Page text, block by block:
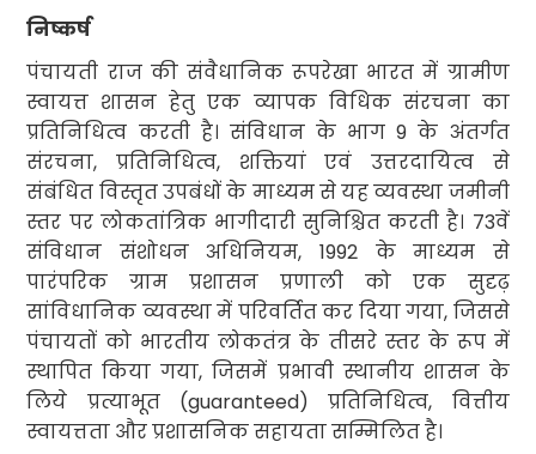
निष्कर्ष
पंचायती राज की संवैधानिक रूपरेखा भारत में ग्रामीण
स्वायत्त शासन हेतु एक व्यापक विधिक संरचना का
प्रतिनिधित्व करती है। संविधान के भाग9के अंतर्गत
संरचना,प्रतिनिधित्व, शक्तियां एवं उत्तरदायित्व से
संबंधित विस्तृत उपबंधोंके माध्यम से यह व्यवस्था जमीनी
स्तर पर लोकतांत्रिक भागीदारी सुनिश्चित करती है। 73वें
संविधान संशोधन अधिनियम, 1992 के माध्यम से
पारंपरिक ग्राम प्रशासन प्रणाली को एक
सुदृढ़
सांविधानिक व्यवस्थामें परिवर्तित कर दिया गया, जिससे
पंचायतों को भारतीय लोकतंत्र के तीसरे स्तर के रूप में
स्थापित किया गया,जिसमें प्रभावी स्थानीय शासन के
लिये
प्रत्याभूत(guaranteed)प्रतिनिधित्व, वित्तीय
स्वायत्तता और प्रशासनिक सहायता सम्मिलित है।